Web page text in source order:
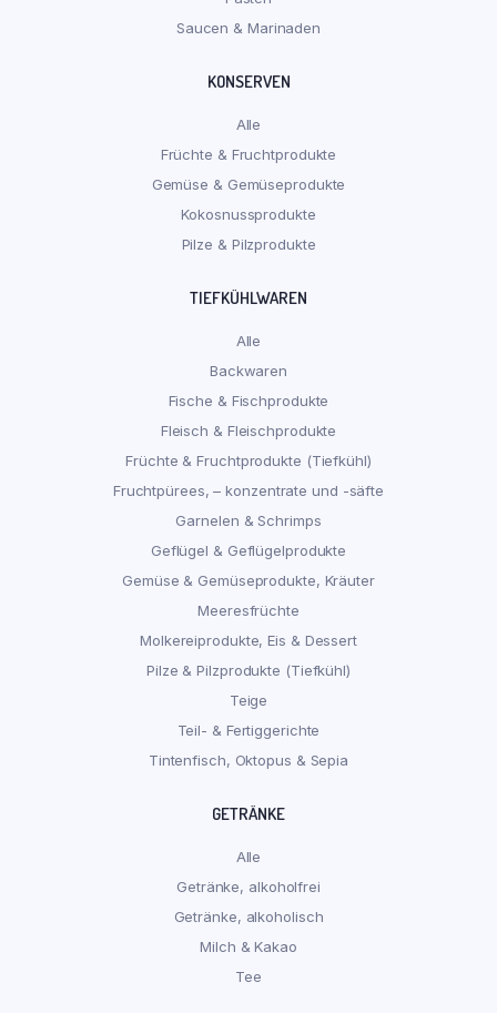
Saucen & Marinaden
KONSERVEN
Alle
Früchte & Fruchtprodukte
Gemüse & Gemüseprodukte
Kokosnussprodukte
Pilze & Pilzprodukte
TIEFKÜHLWAREN
Alle
Backwaren
Fische & Fischprodukte
Fleisch & Fleischprodukte
Früchte & Fruchtprodukte (Tiefkühl)
Fruchtpürees, – konzentrate und -säfte
Garnelen & Schrimps
Geflügel & Geflügelprodukte
Gemüse & Gemüseprodukte, Kräuter
Meeresfrüchte
Molkereiprodukte, Eis & Dessert
Pilze & Pilzprodukte (Tiefkühl)
Teige
Teil- & Fertiggerichte
Tintenfisch, Oktopus & Sepia
GETRÄNKE
Alle
Getränke, alkoholfrei
Getränke, alkoholisch
Milch & Kakao
Tee